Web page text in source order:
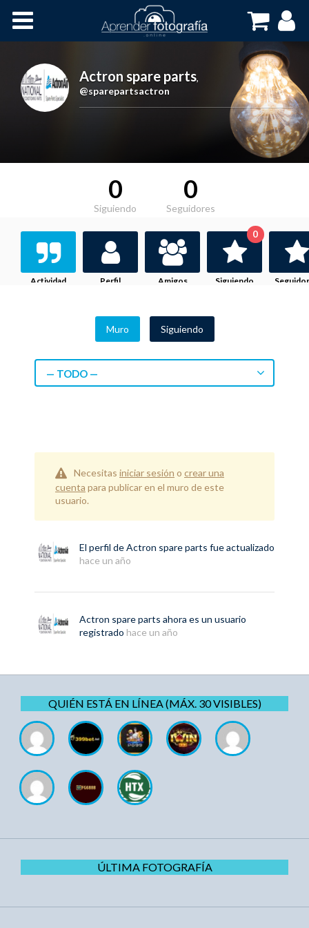
Cursos OnLine
Actron spare parts,
@sparepartsactron
0
Siguiendo
0
Seguidores
Actividad Perfil Amigos Siguiendo
0
Muro Siguiendo
— TODO —
Necesitas iniciar sesión o crear una
cuenta para publicar en el muro de este
usuario.
El perfil deActron spare parts fue actualizado
hace un año
Actron spare parts ahora es un usuario
registrado hace un año
QUIÉN ESTÁ EN LÍNEA (MÁX. 30 VISIBLES)
ÚLTIMA FOTOGRAFÍA